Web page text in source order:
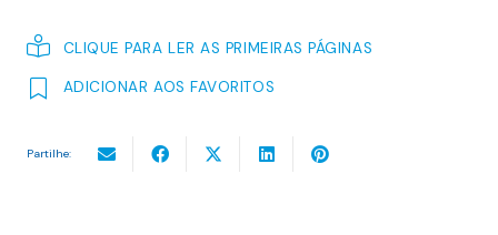
CLIQUE PARA LER AS PRIMEIRAS PÁGINAS
ADICIONAR AOS FAVORITOS
Partilhe: